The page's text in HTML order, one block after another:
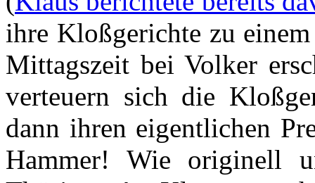
ihre Kloßgerichte zu
Mittagszeit bei Volker
verteuern sich die
dann ihren eigentlichen
Hammer! Wie originell